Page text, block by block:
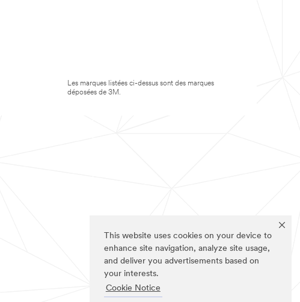
This website uses cookies on your device to
enhance site navigation, analyze site usage,
and deliver you advertisements based on
your interests.
Cookie Notice
Les marques listées ci-dessus sont des marques
déposées de 3M.